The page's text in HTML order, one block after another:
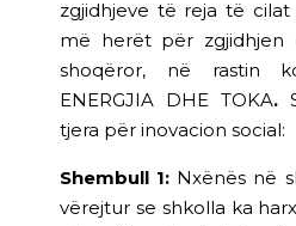
zgjidhjeve të reja të
më herët për zgjidhjen
shoqëror, në rastin
ENERGJIA DHE TOKA.
tjera për inovacion social:
Shembull 1: Nxënës në
vërejtur se shkolla ka